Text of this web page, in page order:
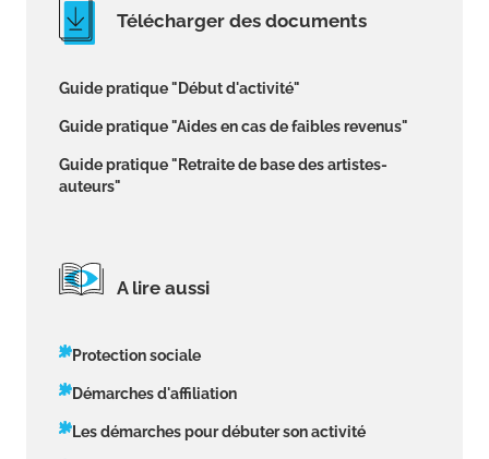
Télécharger des documents
Guide pratique "Début d'activité"
Guide pratique "Aides en cas de faibles revenus"
Guide pratique "Retraite de base des artistes-
auteurs"
A lire aussi
Protection sociale
Démarches d'affiliation
Les démarches pour débuter son activité